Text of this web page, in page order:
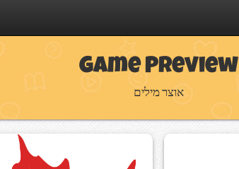
Game Preview
אוצר מילים